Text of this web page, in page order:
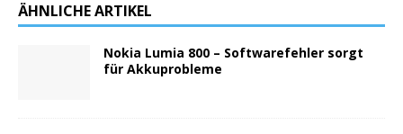
ÄHNLICHE ARTIKEL
Nokia Lumia 800 – Softwarefehler sorgt
für Akkuprobleme